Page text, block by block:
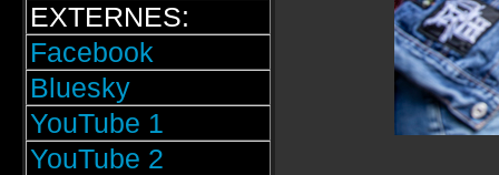
EXTERNES:
Facebook
Bluesky
YouTube 1
YouTube 2